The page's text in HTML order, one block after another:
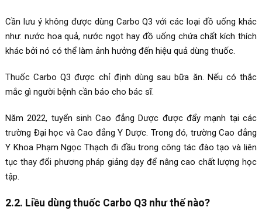
Cần lưu ý không được dùng Carbo Q3 với các loại đồ uống khác
như: nước hoa quả, nước ngọt hay đồ uống chứa chất kích thích
khác bởi nó có thể làm ảnh hưởng đến hiệu quả dùng thuốc.
Thuốc Carbo Q3 được chỉ định dùng sau bữa ăn. Nếu có thắc
mắc gì người bệnh cần báo cho bác sĩ.
Năm 2022, tuyển sinh Cao đẳng Dược được đẩy mạnh tại các
trường Đại học và Cao đẳng Y Dược. Trong đó, trường Cao đẳng
Y Khoa Phạm Ngọc Thạch đi đầu trong công tác đào tạo và liên
tục thay đổi phương pháp giảng dạy để nâng cao chất lượng học
tập.
2.2. Liều dùng thuốc Carbo Q3 như thế nào?